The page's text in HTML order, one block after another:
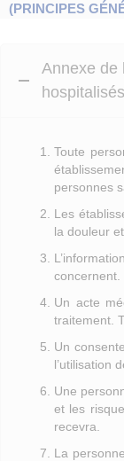
(PRINCIPES
Annexe de
Toute
personnes
Les
la douleur
concernent.
Un acte
traitement.
Un
l’utilisation
Une
et les
recevra.
La